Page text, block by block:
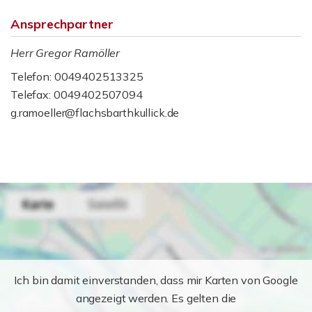
Ansprechpartner
Herr Gregor Ramöller
Telefon: 0049402513325
Telefax: 0049402507094
g.ramoeller@flachsbarthkullick.de
Ich bin damit einverstanden, dass mir Karten von Google
angezeigt werden. Es gelten die